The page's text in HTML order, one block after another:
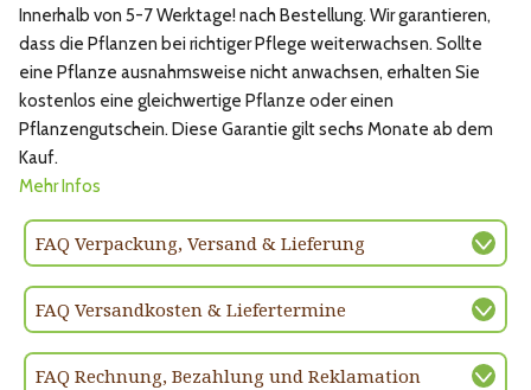
Innerhalb von 5-7 Werktage! nach Bestellung. Wir garantieren,
dass die Pflanzen bei richtiger Pflege weiterwachsen. Sollte
eine Pflanze ausnahmsweise nicht anwachsen, erhalten Sie
kostenlos eine gleichwertige Pflanze oder einen
Pflanzengutschein. Diese Garantie gilt sechs Monate ab dem
Kauf.
Mehr Infos
FAQ Verpackung, Versand & Lieferung
FAQ Versandkosten & Liefertermine
FAQ Rechnung, Bezahlung und Reklamation